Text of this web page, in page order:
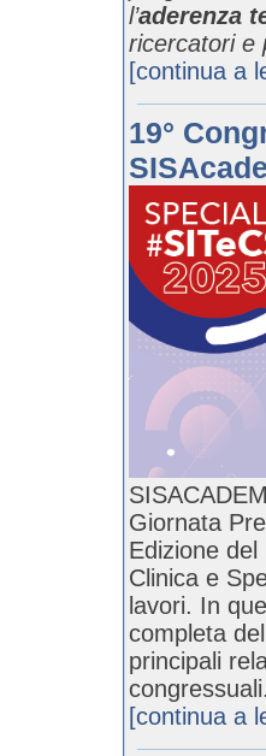
l’aderenza
ricercatori e
[continua a
19°
Giornata
Edizione
Clinica e
lavori. In
completa
principali
[continua a